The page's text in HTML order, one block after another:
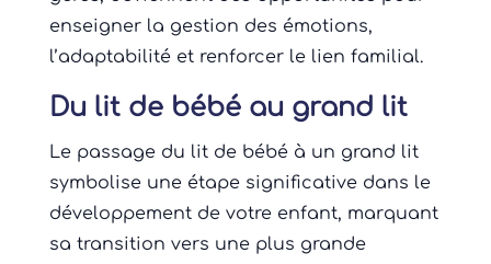
enseigner la gestion des émotions,
l’adaptabilité et renforcer le lien familial.
Du lit de bébé au grand lit
Le passage du lit de bébé à un grand lit
symbolise une étape significative dans le
développement de votre enfant, marquant
sa transition vers une plus grande